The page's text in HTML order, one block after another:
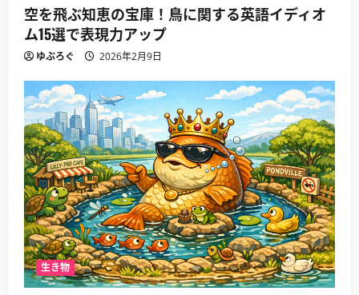
空を飛ぶ知恵の宝庫！鳥に関する英語イディオ
ム15選で表現力アップ
ゆぶろぐ 2026年2月9日
生き物